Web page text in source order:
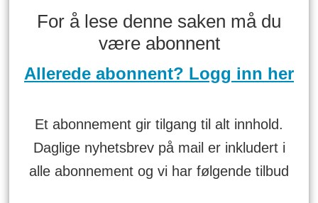
For å lese denne saken må du
være abonnent
Allerede abonnent? Logg inn her
Et abonnement gir tilgang til alt innhold.
Daglige nyhetsbrev på mail er inkludert i
alle abonnement og vi har følgende tilbud